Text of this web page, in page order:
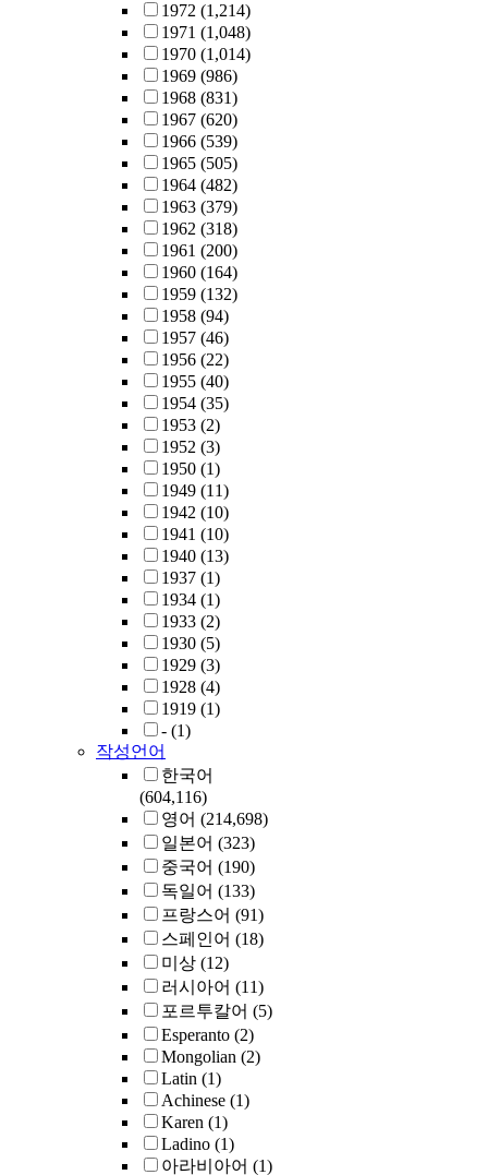
1972 (1,214)
1971 (1,048)
1970 (1,014)
1969 (986)
1968 (831)
1967 (620)
1966 (539)
1965 (505)
1964 (482)
1963 (379)
1962 (318)
1961 (200)
1960 (164)
1959 (132)
1958 (94)
1957 (46)
1956 (22)
1955 (40)
1954 (35)
1953 (2)
1952 (3)
1950 (1)
1949 (11)
1942 (10)
1941 (10)
1940 (13)
1937 (1)
1934 (1)
1933 (2)
1930 (5)
1929 (3)
1928 (4)
1919 (1)
- (1)
작성언어
한국어
(604,116)
영어 (214,698)
일본어 (323)
중국어 (190)
독일어 (133)
프랑스어 (91)
스페인어 (18)
미상 (12)
러시아어 (11)
포르투칼어 (5)
Esperanto (2)
Mongolian (2)
Latin (1)
Achinese (1)
Karen (1)
Ladino (1)
아라비아어 (1)